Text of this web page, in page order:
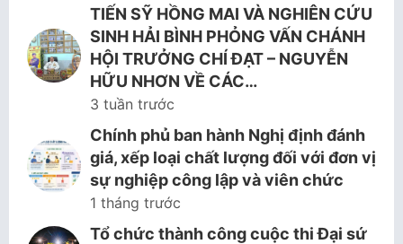
TIẾN SỸ HỒNG MAI VÀ NGHIÊN CỨU
SINH HẢI BÌNH PHỎNG VẤN CHÁNH
HỘI TRƯỞNG CHÍ ĐẠT – NGUYỄN
HỮU NHƠN VỀ CÁC…
3 tuần trước
Chính phủ ban hành Nghị định đánh
giá, xếp loại chất lượng đối với đơn vị
sự nghiệp công lập và viên chức
1 tháng trước
Tổ chức thành công cuộc thi Đại sứ